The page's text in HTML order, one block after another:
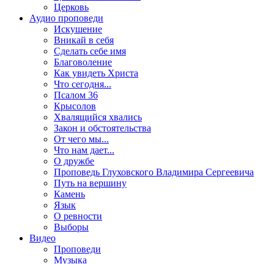
Церковь
Аудио проповеди
Искушение
Вникай в себя
Сделать себе имя
Благоволение
Как увидеть Христа
Что сегодня...
Псалом 36
Крысолов
Хвалящийся хвались
Закон и обстоятельства
От чего мы...
Что нам дает...
О дружбе
Проповедь Глуховского Владимира Сергеевича
Путь на вершину
Камень
Язык
О ревности
Выборы
Видео
Проповеди
Музыка